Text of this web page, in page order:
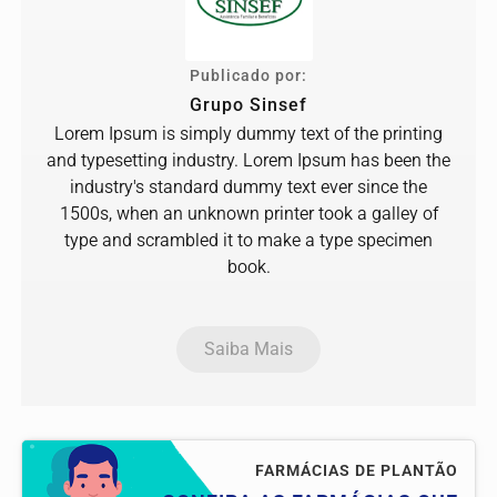
Publicado por:
Grupo Sinsef
Lorem Ipsum is simply dummy text of the printing
and typesetting industry. Lorem Ipsum has been the
industry's standard dummy text ever since the
1500s, when an unknown printer took a galley of
type and scrambled it to make a type specimen
book.
Saiba Mais
FARMÁCIAS DE PLANTÃO